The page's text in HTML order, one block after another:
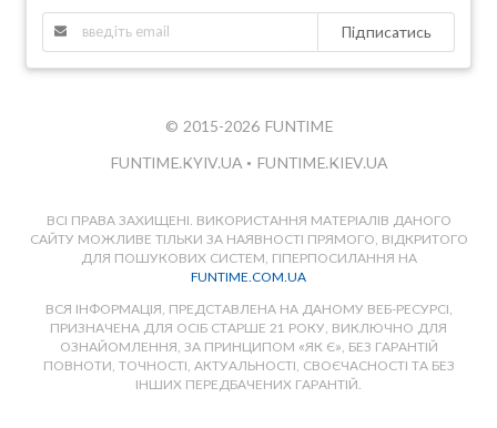
Підписатись
© 2015-2026 FUNTIME
FUNTIME.KYIV.UA • FUNTIME.KIEV.UA
ВСІ ПРАВА ЗАХИЩЕНІ. ВИКОРИСТАННЯ МАТЕРІАЛІВ ДАНОГО
САЙТУ МОЖЛИВЕ ТІЛЬКИ ЗА НАЯВНОСТІ ПРЯМОГО, ВІДКРИТОГО
ДЛЯ ПОШУКОВИХ СИСТЕМ, ГІПЕРПОСИЛАННЯ НА
FUNTIME.COM.UA
ВСЯ ІНФОРМАЦІЯ, ПРЕДСТАВЛЕНА НА ДАНОМУ ВЕБ-РЕСУРСІ,
ПРИЗНАЧЕНА ДЛЯ ОСІБ СТАРШЕ 21 РОКУ, ВИКЛЮЧНО ДЛЯ
ОЗНАЙОМЛЕННЯ, ЗА ПРИНЦИПОМ «ЯК Є», БЕЗ ГАРАНТІЙ
ПОВНОТИ, ТОЧНОСТІ, АКТУАЛЬНОСТІ, СВОЄЧАСНОСТІ ТА БЕЗ
ІНШИХ ПЕРЕДБАЧЕНИХ ГАРАНТІЙ.